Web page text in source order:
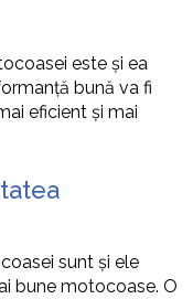
este și ea
bună va fi
eficient și mai
sunt și ele
bune motocoase. O